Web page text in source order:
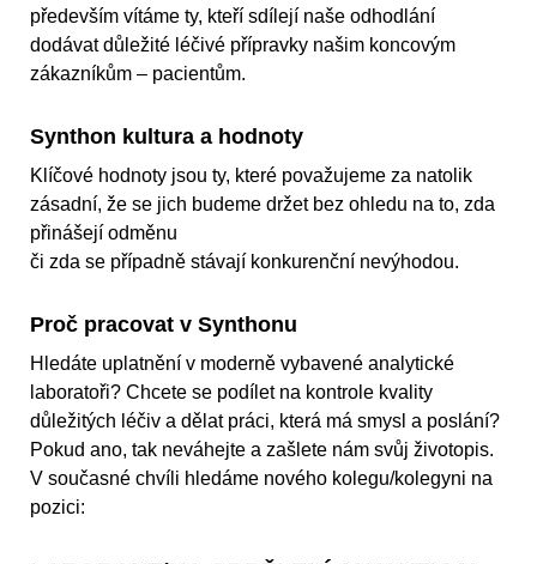
především vítáme ty, kteří sdílejí naše odhodlání
dodávat důležité léčivé přípravky našim koncovým
zákazníkům – pacientům.
Synthon kultura a hodnoty
Klíčové hodnoty jsou ty, které považujeme za natolik
zásadní, že se jich budeme držet bez ohledu na to, zda
přinášejí odměnu
či zda se případně stávají konkurenční nevýhodou.
Proč pracovat v Synthonu
Hledáte uplatnění v moderně vybavené analytické
laboratoři? Chcete se podílet na kontrole kvality
důležitých léčiv a dělat práci, která má smysl a poslání?
Pokud ano, tak neváhejte a zašlete nám svůj životopis.
V současné chvíli hledáme nového kolegu/kolegyni na
pozici: